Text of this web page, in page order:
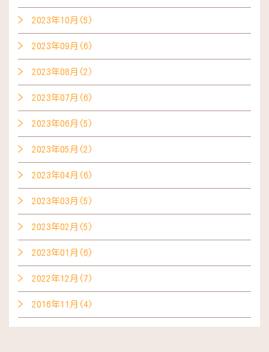
2023年10月(5)
2023年09月(6)
2023年08月(2)
2023年07月(6)
2023年06月(5)
2023年05月(2)
2023年04月(6)
2023年03月(5)
2023年02月(5)
2023年01月(6)
2022年12月(7)
2016年11月(4)